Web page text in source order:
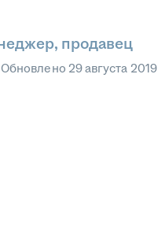
продавец
Обновлено 29 августа 2019